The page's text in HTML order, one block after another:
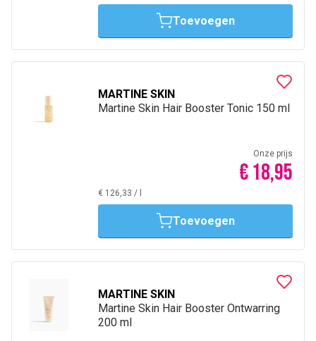
Toevoegen
MARTINE SKIN
Martine Skin Hair Booster Tonic 150 ml
Onze prijs
€ 18,95
€ 126,33 /
Toevoegen
MARTINE SKIN
Martine Skin Hair Booster Ontwarring
200 ml